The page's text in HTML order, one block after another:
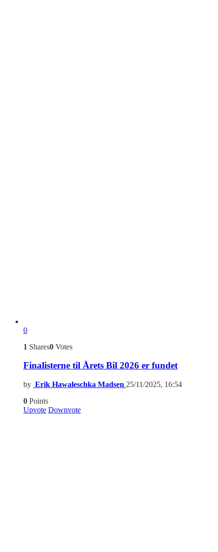
0
1 Shares0 Votes
Finalisterne til Årets Bil 2026 er fundet
by Erik Hawaleschka Madsen 25/11/2025, 16:54
0 Points
Upvote Downvote